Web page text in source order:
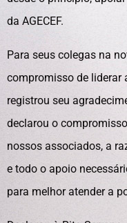
da AGECEF.
Para seus colegas na
compromisso de liderar
registrou seu
declarou o
nossos associados, a
e todo o apoio
para melhor atender a